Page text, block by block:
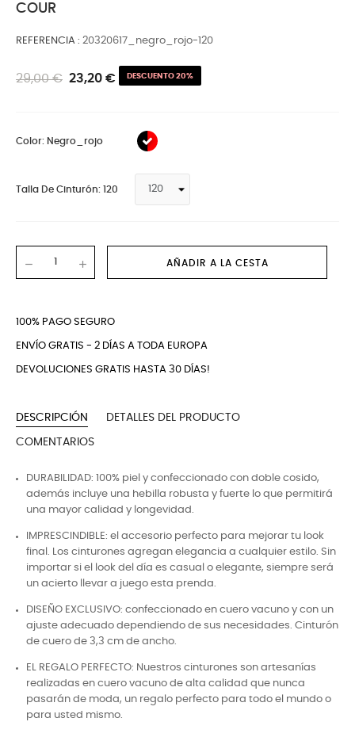
COUR
REFERENCIA 20320617_negro_rojo-120
29,00 € 23,20 € DESCUENTO 20%
Color: Negro_rojo
Talla De Cinturón: 120
AÑADIR A LA CESTA
100% PAGO SEGURO
ENVÍO GRATIS - 2 DÍAS A TODA EUROPA
DEVOLUCIONES GRATIS HASTA 30 DÍAS!
DESCRIPCIÓN DETALLES DEL PRODUCTO
COMENTARIOS
DURABILIDAD: 100% piel y confeccionado con doble cosido,
además incluye una hebilla robusta y fuerte lo que permitirá
una mayor calidad y longevidad.
IMPRESCINDIBLE: el accesorio perfecto para mejorar tu look
final. Los cinturones agregan elegancia a cualquier estilo. Sin
importar si el look del día es casual o elegante, siempre será
un acierto llevar a juego esta prenda.
DISEÑO EXCLUSIVO: confeccionado en cuero vacuno y con un
ajuste adecuado dependiendo de sus necesidades. Cinturón
de cuero de 3,3 cm de ancho.
EL REGALO PERFECTO: Nuestros cinturones son artesanías
realizadas en cuero vacuno de alta calidad que nunca
pasarán de moda, un regalo perfecto para todo el mundo o
para usted mismo.